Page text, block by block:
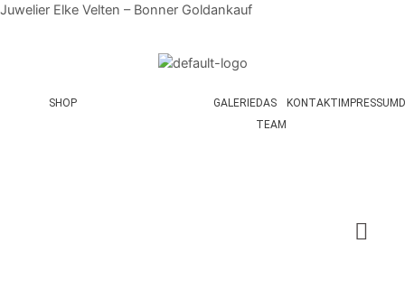
Juwelier Elke Velten – Bonner Goldankauf
SHOP GALERIEDAS
TEAM
KONTAKT IMPRESSUM